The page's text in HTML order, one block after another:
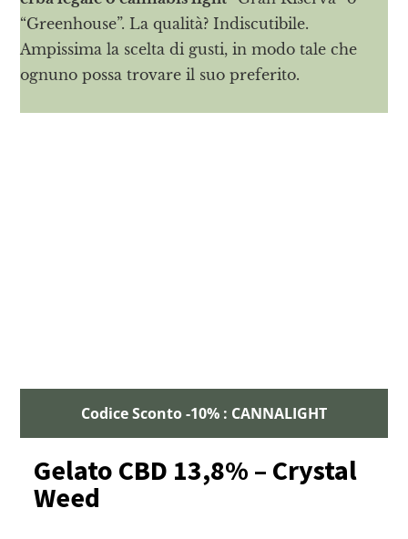
“Greenhouse”. La qualità? Indiscutibile.
Ampissima la scelta di gusti, in modo tale che
ognuno possa trovare il suo preferito.
Codice Sconto -10% : CANNALIGHT
Gelato CBD 13,8% – Crystal
Weed